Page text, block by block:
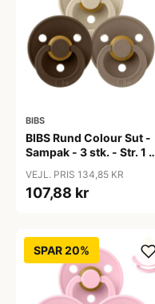
BIBS
BIBS Rund Colour Sut -
Sampak - 3 stk. - Str. 1 -
VEJL. PRIS 134,85 KR
107,88 kr
SPAR 20%